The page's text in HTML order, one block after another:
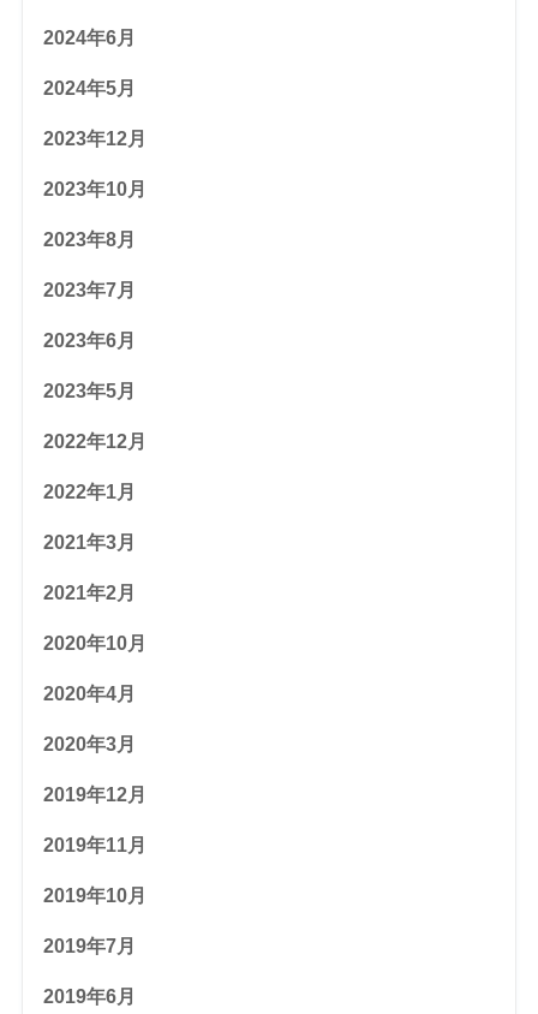
2024年6月
2024年5月
2023年12月
2023年10月
2023年8月
2023年7月
2023年6月
2023年5月
2022年12月
2022年1月
2021年3月
2021年2月
2020年10月
2020年4月
2020年3月
2019年12月
2019年11月
2019年10月
2019年7月
2019年6月